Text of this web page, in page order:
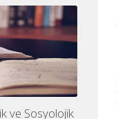
ve Sosyolojik